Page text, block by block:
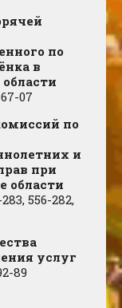
по
в
07
по
и
при
области
556-282,
услуг
89